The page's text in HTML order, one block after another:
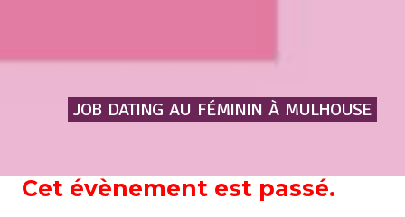
JOB DATING AU FÉMININ À MULHOUSE
Cet évènement est passé.